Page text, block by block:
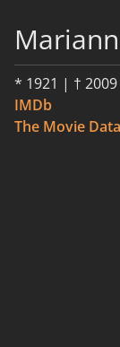
* 1921 | † 2009
IMDb
The Movie